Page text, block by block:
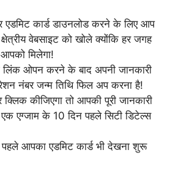
एडमिट कार्ड डाउनलोड करने के लिए आप
वेबसाइट को खोले क्योंकि हर जगह
मिलेगा!
ओपन करने के बाद अपनी जानकारी
नंबर जन्म तिथि फिल अप करना है!
कीजिएगा तो आपकी पूरी जानकारी
एग्जाम के 10 दिन पहले सिटी डिटेल्स
पहले आपका एडमिट कार्ड भी देखना शुरू